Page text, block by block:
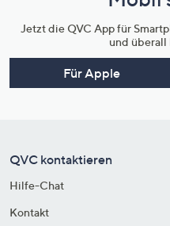
Jetzt die QVC App für
und überall
Für Apple
QVC kontaktieren
Hilfe-Chat
Kontakt